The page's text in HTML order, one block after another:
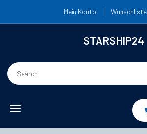
Mein Konto Wunschliste
STARSHIP24
Toggle